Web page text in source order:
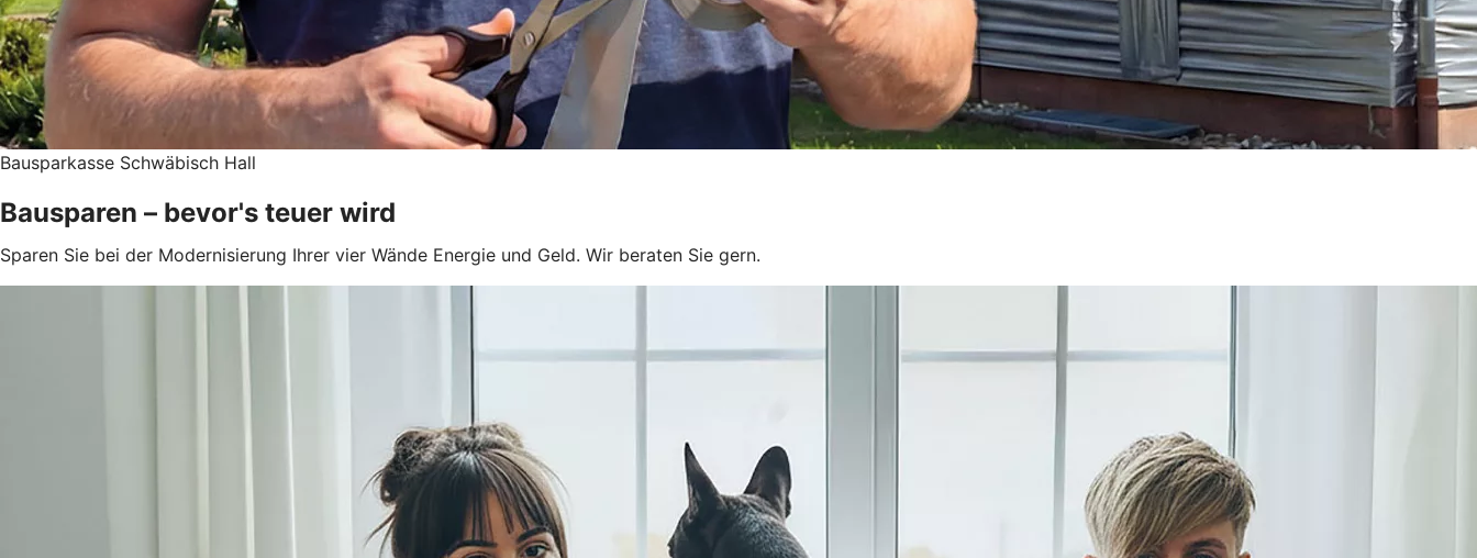
Bausparkasse Schwäbisch Hall
Bausparen – bevor's teuer wird
Sparen Sie bei der Modernisierung Ihrer vier Wände Energie und Geld. Wir beraten Sie gern.